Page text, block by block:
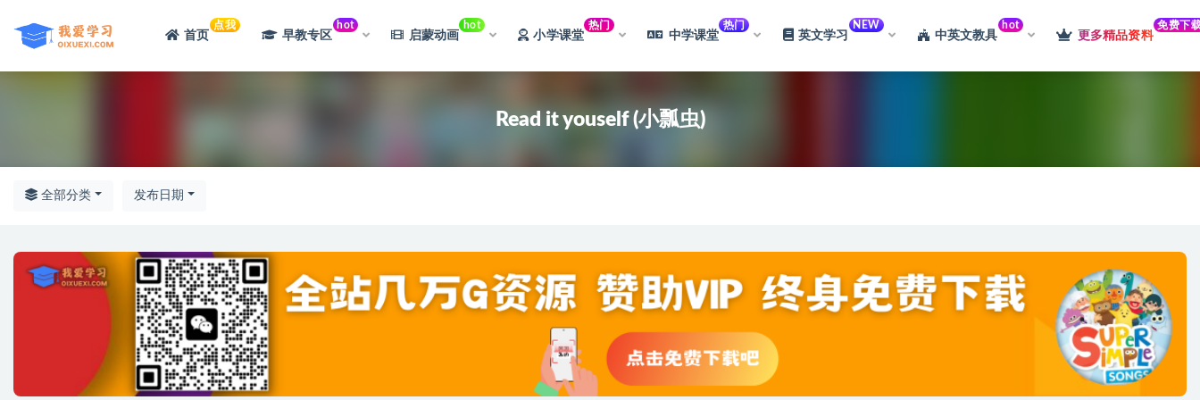
首页
点我
早教专区
hot
启蒙动画
hot
小学课堂
热门
中学课堂
热门
英文学习
NEW
中英文教具
hot
更多精品资料
免费下
Read it youself (小瓢虫)
全部分类 发布日期